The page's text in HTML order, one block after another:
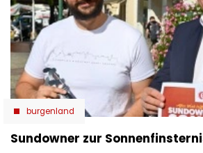
burgenland
Sundowner zur